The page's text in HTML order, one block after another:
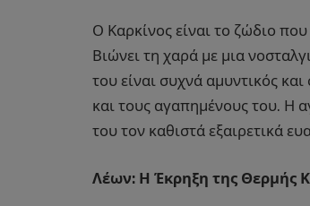
Ο Καρκίνος είναι το ζώδιο
Βιώνει τη χαρά με μια
του είναι συχνά αμυντικός
και τους αγαπημένους του. Η
του τον καθιστά εξαιρετικά
Λέων: Η Έκρηξη της Θερμής